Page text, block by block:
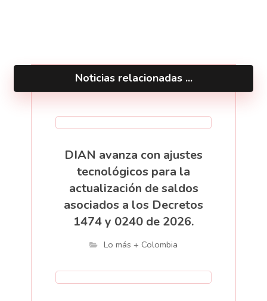
Noticias relacionadas ...
DIAN avanza con ajustes
tecnológicos para la
actualización de saldos
asociados a los Decretos
1474 y 0240 de 2026.
Lo más + Colombia